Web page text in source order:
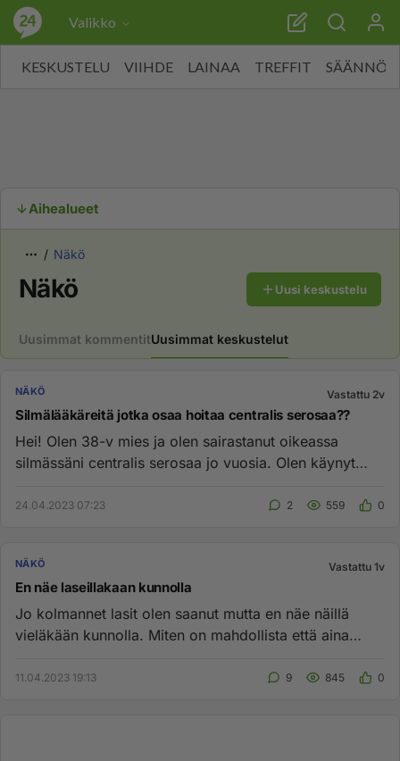
Valikko
KESKUSTELU VIIHDE LAINAA TREFFIT SÄÄNNÖT
Aihealueet
Näkö
Näkö Uusi keskustelu
Uusimmat kommentitUusimmat keskustelut
NÄKÖ Vastattu 2v
Silmälääkäreitä jotka osaa hoitaa centralis serosaa??
Hei! Olen 38-v mies ja olen sairastanut oikeassa
silmässäni centralis serosaa jo vuosia. Olen käynyt
24.04.2023 07:23 2 559 0
NÄKÖ Vastattu 1v
En näe laseillakaan kunnolla
Jo kolmannet lasit olen saanut mutta en näe näillä
vieläkään kunnolla. Miten on mahdollista että aina
11.04.2023 19:13 9 845 0